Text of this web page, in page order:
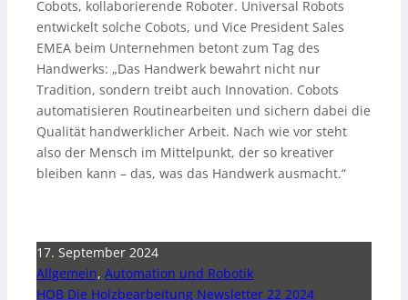
Cobots, kollaborierende Roboter. Universal Robots
entwickelt solche Cobots, und Vice President Sales
EMEA beim Unternehmen betont zum Tag des
Handwerks: „Das Handwerk bewahrt nicht nur
Tradition, sondern treibt auch Innovation. Cobots
automatisieren Routinearbeiten und sichern dabei die
Qualität handwerklicher Arbeit. Nach wie vor steht
also der Mensch im Mittelpunkt, der so kreativer
bleiben kann – das, was das Handwerk ausmacht.“
17. September 2024
Allgemein, Automation und Robotik
HOB Die Holzbearbeitung Newsletter 22 2024